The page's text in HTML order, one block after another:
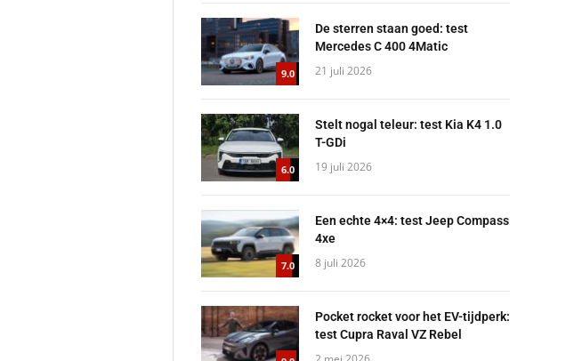
9.0
De sterren staan goed: test
Mercedes C 400 4Matic
21 juli 2026
6.0
Stelt nogal teleur: test Kia K4 1.0
T-GDi
19 juli 2026
7.0
Een echte 4×4: test Jeep Compass
4xe
8 juli 2026
Pocket rocket voor het EV-tijdperk:
test Cupra Raval VZ Rebel